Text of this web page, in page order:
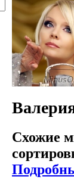
Схожие